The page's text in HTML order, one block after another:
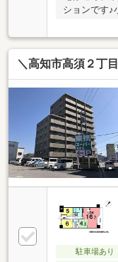
ションです♪
＼高知市高須２丁
駐車場あり